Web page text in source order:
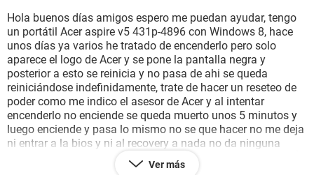
Hola buenos días amigos espero me puedan ayudar, tengo
un portátil Acer aspire v5 431p-4896 con Windows 8, hace
unos días ya varios he tratado de encenderlo pero solo
aparece el logo de Acer y se pone la pantalla negra y
posterior a esto se reinicia y no pasa de ahi se queda
reiniciándose indefinidamente, trate de hacer un reseteo de
poder como me indico el asesor de Acer y al intentar
encenderlo no enciende se queda muerto unos 5 minutos y
luego enciende y pasa lo mismo no se que hacer no me deja
ni entrar a la bios y ni al recovery a nada no da ninguna
opción y pues ahí si me toca OH!!!! Y AHORA QUIEN PODRÁ
AYUDARME!!!!! JEJEJEJE saludos amigos espero me ayuden
Ver más